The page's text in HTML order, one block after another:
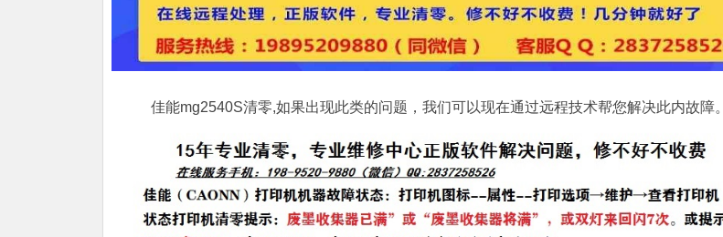
佳能mg2540S清零,如果出现此类的问题，我们可以现在通过远程技术帮您解决此内故障。